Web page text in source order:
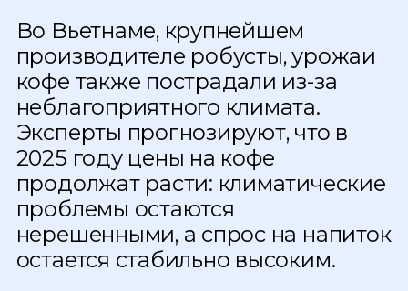
Во Вьетнаме, крупнейшем
производителе робусты, урожаи
кофе также пострадали из-за
неблагоприятного климата.
Эксперты прогнозируют, что в
2025 году цены на кофе
продолжат расти: климатические
проблемы остаются
нерешенными, а спрос на напиток
остается стабильно высоким.